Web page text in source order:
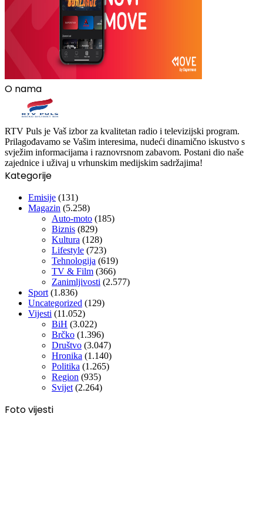
O nama
RTV Puls je Vaš izbor za kvalitetan radio i televizijski program.
Prilagođavamo se Vašim interesima, nudeći dinamično iskustvo s
svježim informacijama i raznovrsnom zabavom. Postani dio naše
zajednice i uživaj u vrhunskim medijskim sadržajima!
Kategorije
Emisije (131)
Magazin (5.258)
Auto-moto (185)
Biznis (829)
Kultura (128)
Lifestyle (723)
Tehnologija (619)
TV & Film (366)
Zanimljivosti (2.577)
Sport (1.836)
Uncategorized (129)
Vijesti (11.052)
BiH (3.022)
Brčko (1.396)
Društvo (3.047)
Hronika (1.140)
Politika (1.265)
Region (935)
Svijet (2.264)
Foto vijesti